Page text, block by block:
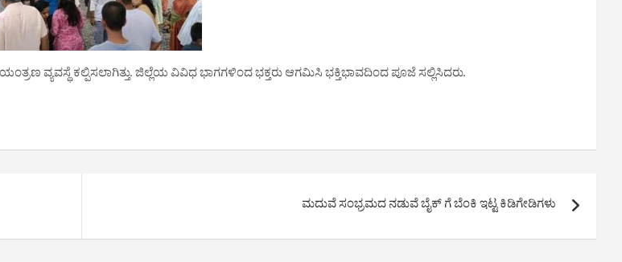
ವ್ಯವಸ್ಥೆ ಕಲ್ಪಿಸಲಾಗಿತ್ತು. ಜಿಲ್ಲೆಯ ವಿವಿಧ ಭಾಗಗಳಿಂದ ಭಕ್ತರು ಆಗಮಿಸಿ ಭಕ್ತಿಭಾವದಿಂದ ಪೂಜೆ ಸಲ್ಲಿಸಿದರು.
ಮದುವೆ ಸಂಭ್ರಮದ ನಡುವೆ ಬೈಕ್ ಗೆ ಬೆಂಕಿ ಇಟ್ಟ ಕಿಡಿಗೇಡಿಗಳು